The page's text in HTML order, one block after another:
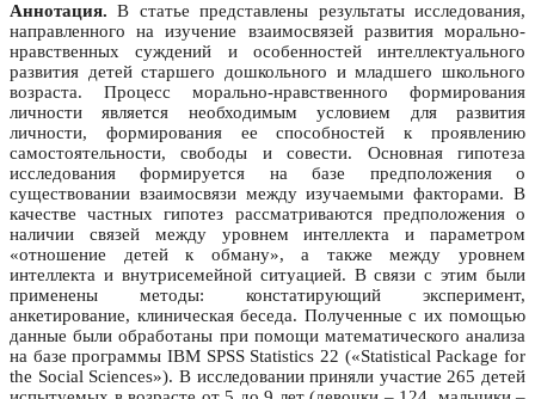
Аннотация. В статье представлены результаты исследования,
направленного на изучение взаимосвязей развития морально-
нравственных суждений и особенностей интеллектуального
развития детей старшего дошкольного и младшего школьного
возраста. Процесс морально-нравственного формирования
личности является необходимым условием для развития
личности, формирования ее способностей к проявлению
самостоятельности, свободы и совести. Основная гипотеза
исследования формируется на базе предположения о
существовании взаимосвязи между изучаемыми факторами. В
качестве частных гипотез рассматриваются предположения о
наличии связей между уровнем интеллекта и параметром
«отношение детей к обману», а также между уровнем
интеллекта и внутрисемейной ситуацией. В связи с этим были
применены методы: констатирующий эксперимент,
анкетирование, клиническая беседа. Полученные с их помощью
данные были обработаны при помощи математического анализа
на базе программы IBM SPSS Statistics 22 («Statistical Package for
the Social Sciences»). В исследовании приняли участие 265 детей